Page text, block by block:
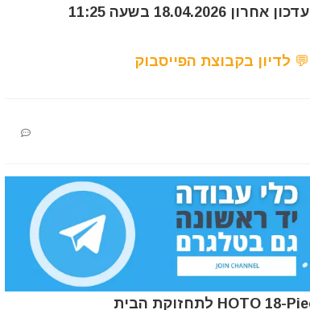
עדכון אחרון 18.04.2026 בשעה 11:25
💬 לדיון בקבוצת הפייסבוק